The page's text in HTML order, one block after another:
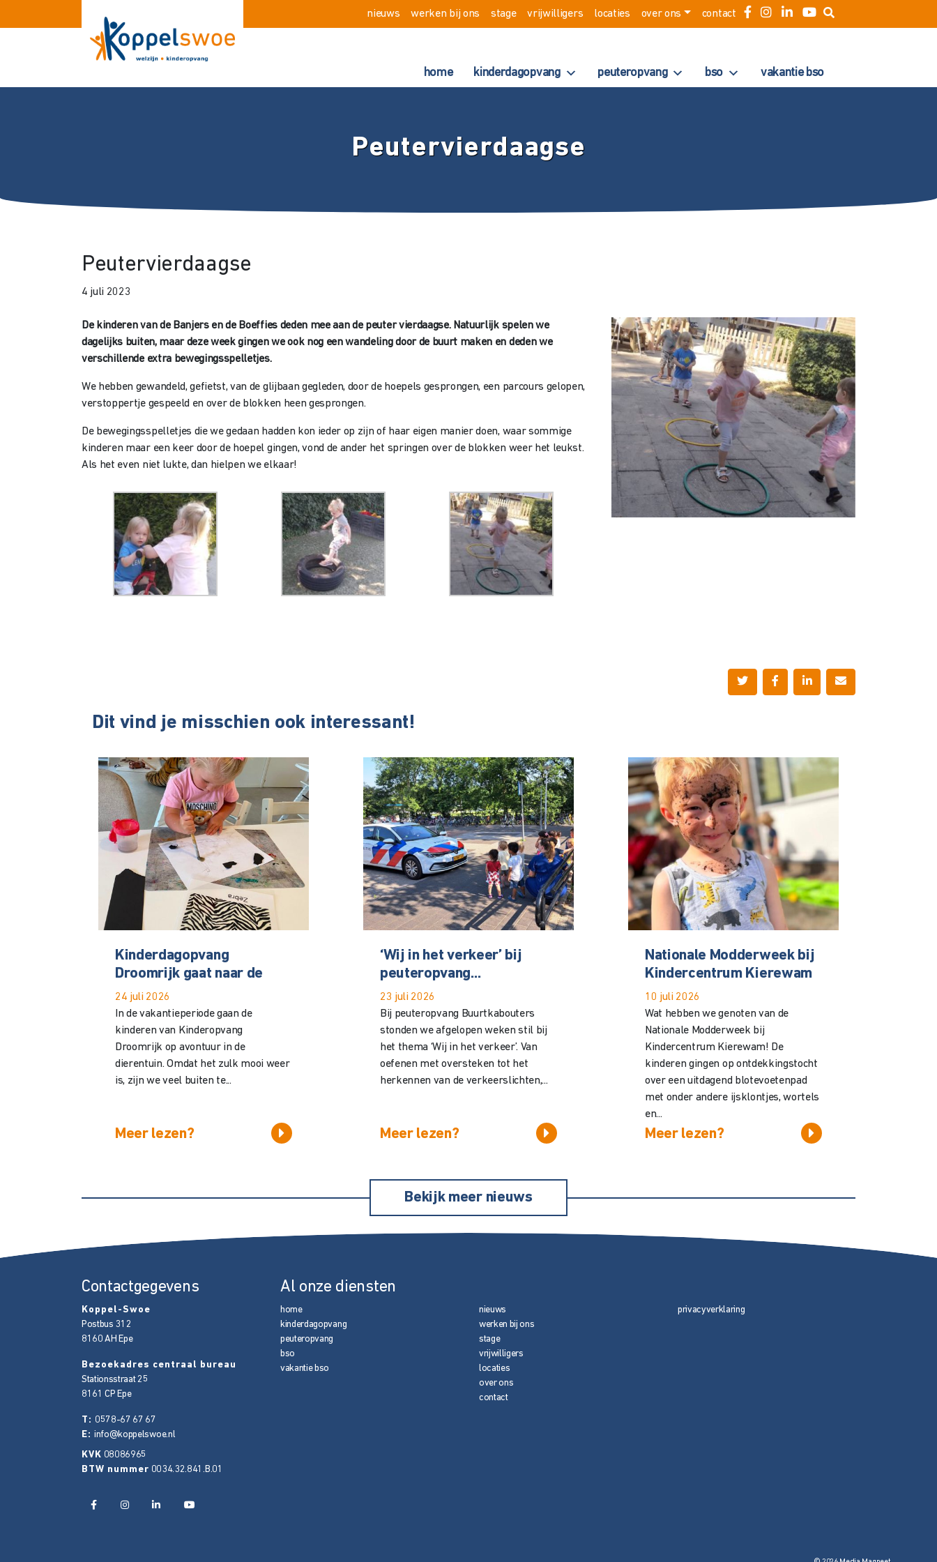
nieuws werken bij ons stage vrijwilligers locaties over ons contact
home kinderdagopvang peuteropvang bso vakantie bso
Peutervierdaagse
Peutervierdaagse
4 juli 2023
De kinderen van de Banjers en de Boeffies deden mee aan de peuter vierdaagse. Natuurlijk spelen we
dagelijks buiten, maar deze week gingen we ook nog een wandeling door de buurt maken en deden we
verschillende extra bewegingsspelletjes.
We hebben gewandeld, gefietst, van de glijbaan gegleden, door de hoepels gesprongen, een parcours gelopen,
verstoppertje gespeeld en over de blokken heen gesprongen.
De bewegingsspelletjes die we gedaan hadden kon ieder op zijn of haar eigen manier doen, waar sommige
kinderen maar een keer door de hoepel gingen, vond de ander het springen over de blokken weer het leukst.
Als het even niet lukte, dan hielpen we elkaar!
Dit vind je misschien ook interessant!
Kinderdagopvang
Droomrijk gaat naar de
24 juli 2026
In de vakantieperiode gaan de
kinderen van Kinderopvang
Droomrijk op avontuur in de
dierentuin. Omdat het zulk mooi weer
is, zijn we veel buiten te...
Meer lezen?
‘Wij in het verkeer’ bij
peuteropvang...
23 juli 2026
Bij peuteropvang Buurtkabouters
stonden we afgelopen weken stil bij
het thema ‘Wij in het verkeer’. Van
oefenen met oversteken tot het
herkennen van de verkeerslichten,...
Meer lezen?
Nationale Modderweek bij
Kindercentrum Kierewam
10 juli 2026
Wat hebben we genoten van de
Nationale Modderweek bij
Kindercentrum Kierewam! De
kinderen gingen op ontdekkingstocht
over een uitdagend blotevoetenpad
met onder andere ijsklontjes, wortels
en...
Meer lezen?
Bekijk meer nieuws
Contactgegevens
Koppel-Swoe
Postbus 312
8160 AH Epe
Bezoekadres centraal bureau
Stationsstraat 25
8161 CPEpe
T: 0578-67 67 67
E: info@koppelswoe.nl
KVK 08086965
BTW nummer 0034.32.841.B.01
Al onze diensten
home
kinderdagopvang
peuteropvang
bso
vakantie bso
nieuws
werken bij ons
stage
vrijwilligers
locaties
over ons
contact
privacyverklaring